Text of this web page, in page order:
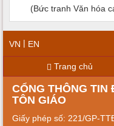
(Bức tranh Văn hóa
VN | EN
Trang chủ
CỔNG THÔNG TIN
TÔN GIÁO
Giấy phép số: 221/GP-